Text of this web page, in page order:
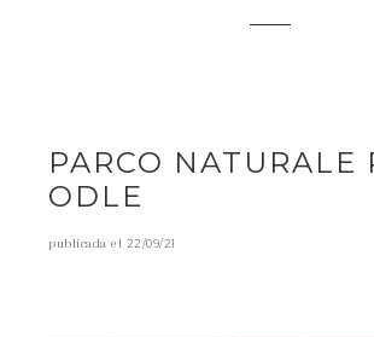
PARCO NATURALE
ODLE
publicada el 22/09/21